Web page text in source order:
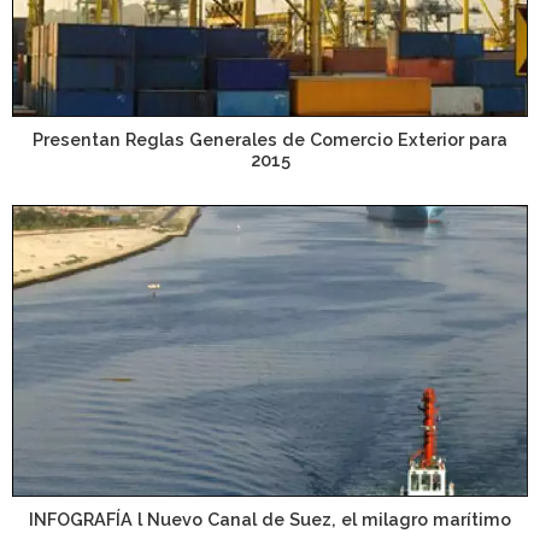
Presentan Reglas Generales de Comercio Exterior para
2015
INFOGRAFÍA l Nuevo Canal de Suez, el milagro marítimo